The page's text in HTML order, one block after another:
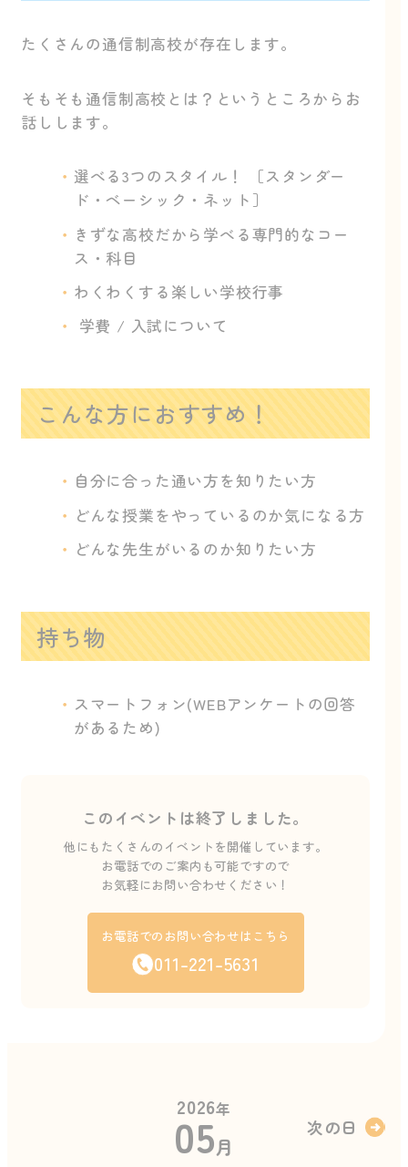
たくさんの通信制高校が存在します。
そもそも通信制高校とは？というところからお
話しします。
選べる3つのスタイル！ ［スタンダー
ド・ベーシック・ネット］
きずな高校だから学べる専門的なコー
ス・科目
わくわくする楽しい学校行事
学費 / 入試について
こんな方におすすめ！
自分に合った通い方を知りたい方
どんな授業をやっているのか気になる方
どんな先生がいるのか知りたい方
持ち物
スマートフォン(WEBアンケートの回答
があるため)
このイベントは終了しました。
他にもたくさんのイベントを開催しています。
お電話でのご案内も可能ですので
お気軽にお問い合わせください！
お電話でのお問い合わせはこちら
011-221-5631
2026年
05月
次の日